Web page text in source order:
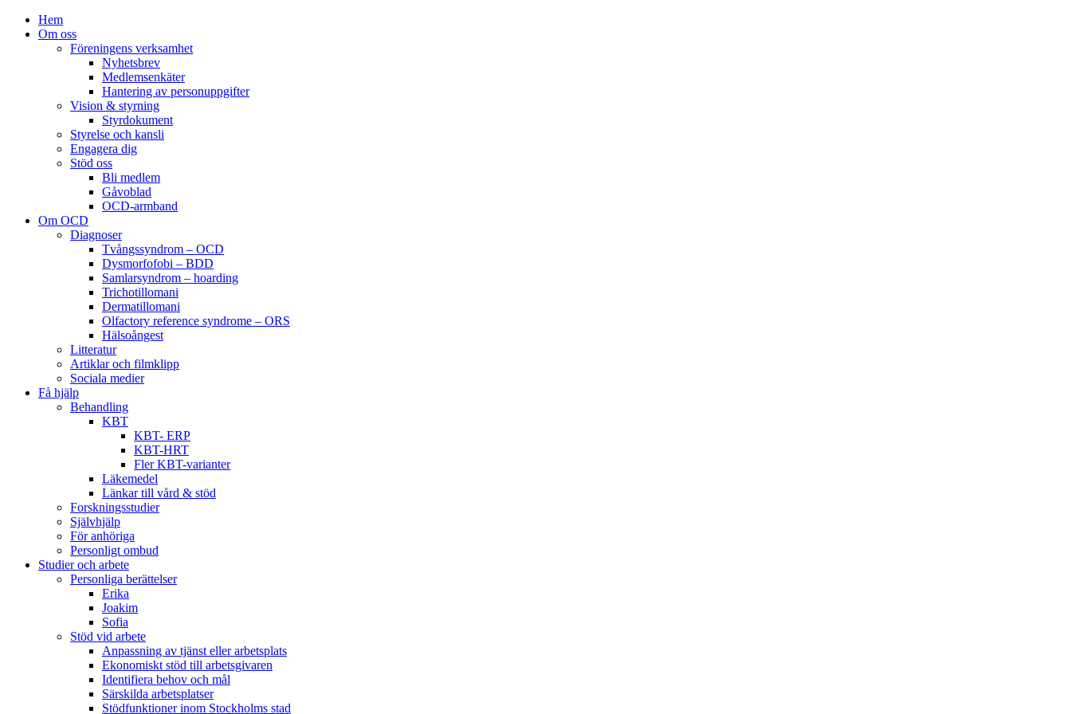
Hem
Om oss
Föreningens verksamhet
Nyhetsbrev
Medlemsenkäter
Hantering av personuppgifter
Vision & styrning
Styrdokument
Styrelse och kansli
Engagera dig
Stöd oss
Bli medlem
Gåvoblad
OCD-armband
Om OCD
Diagnoser
Tvångssyndrom – OCD
Dysmorfofobi – BDD
Samlarsyndrom – hoarding
Trichotillomani
Dermatillomani
Olfactory reference syndrome – ORS
Hälsoångest
Litteratur
Artiklar och filmklipp
Sociala medier
Få hjälp
Behandling
KBT
KBT- ERP
KBT-HRT
Fler KBT-varianter
Läkemedel
Länkar till vård & stöd
Forskningsstudier
Självhjälp
För anhöriga
Personligt ombud
Studier och arbete
Personliga berättelser
Erika
Joakim
Sofia
Stöd vid arbete
Anpassning av tjänst eller arbetsplats
Ekonomiskt stöd till arbetsgivaren
Identifiera behov och mål
Särskilda arbetsplatser
Stödfunktioner inom Stockholms stad